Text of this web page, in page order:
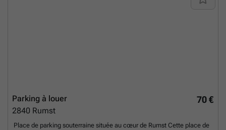
70 €
Parking à louer
2840 Rumst
Place de parking souterraine située au cœur de Rumst Cette place de